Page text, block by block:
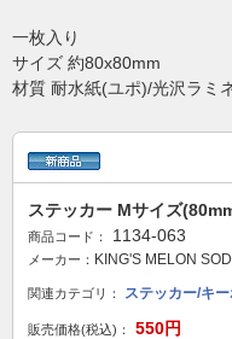
一枚入り
サイズ 約80x80mm
材質 耐水紙(ユポ)/光沢ラミ
ステッカー Mサイズ
商品コード： 1134-063
メーカー： KING'S MELON
関連カテゴリ： ステッカー/キ
販売価格(税込)： 550円